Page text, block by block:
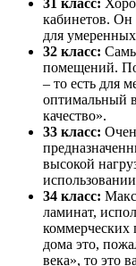
31 класс:
кабинетов. Он
для
32 класс:
помещений.
– то есть для
оптимальный
качество».
33 класс:
высокой
34 класс:
ламинат,
коммерческих
дома это,
века», то это